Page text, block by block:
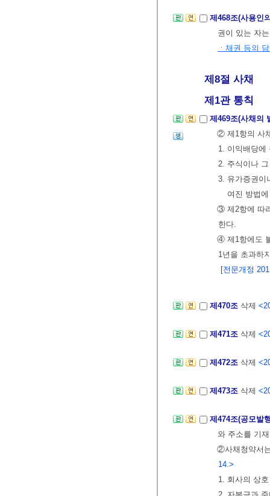
제468조(사용인
권이 있는 자
ㆍ채권 등의
제8절 사채
제1관 통칙
제469조(사채의
② 제1항의 사
1. 이익배당에
2. 주식이나
3. 유가증권이
여진 방법
③ 제2항에 따
한다.
④ 제1항에도
1년을 초과하
[전문개정
제470조 삭제
제471조 삭제
제472조 삭제
제473조 삭제
제474조(공모발
와 주소를 기
②사채청약서
14.>
1. 회사의 상호